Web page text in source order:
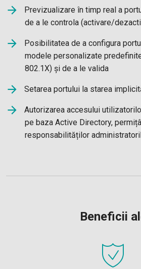
Previzualizare în timp real a
de a le controla (activare/
Posibilitatea de a configura
modele personalizate
802.1X) și de a le valida
Setarea portului la starea
Autorizarea accesului
pe baza Active Directory,
responsabilităților
Beneficii